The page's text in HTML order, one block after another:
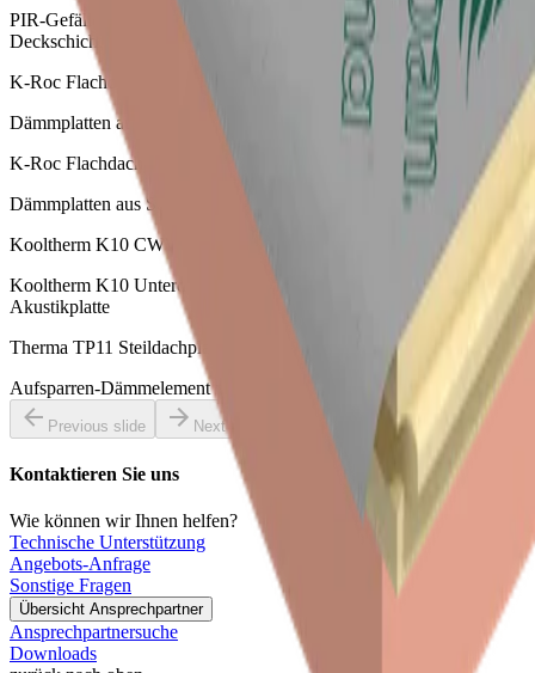
PIR-Gefälledachdämmung mit beidseitiger Alu-Mehrlagen-
Deckschicht
K-Roc Flachdachplatte 70/037
Dämmplatten aus Steinwolle zur Verwendung auf Flachdächern
K-Roc Flachdachplatte 70/039
Dämmplatten aus Steinwolle zur Verwendung auf Flachdächern
Kooltherm K10 CWW Unterdeckenplatte
Kooltherm K10 Unterdeckenplatte mit integrierter Troldtekt A2-
Akustikplatte
Therma TP11 Steildachplatte
Aufsparren-Dämmelement mit aufkaschierter Unterspannbahn
Previous slide Next slide
Kontaktieren Sie uns
Wie können wir Ihnen helfen?
Technische Unterstützung
Angebots-Anfrage
Sonstige Fragen
Übersicht Ansprechpartner
Ansprechpartnersuche
Downloads